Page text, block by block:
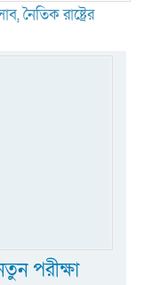
নৈতিক রাষ্ট্রের
পরীক্ষা